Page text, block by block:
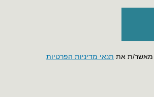
מאשר/ת את תנאי מדיניות הפרטיות